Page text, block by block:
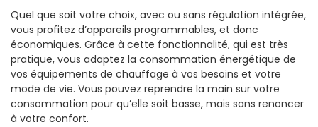
Quel que soit votre choix, avec ou sans régulation intégrée,
vous profitez d’appareils programmables, et donc
économiques. Grâce à cette fonctionnalité, qui est très
pratique, vous adaptez la consommation énergétique de
vos équipements de chauffage à vos besoins et votre
mode de vie. Vous pouvez reprendre la main sur votre
consommation pour qu’elle soit basse, mais sans renoncer
à votre confort.